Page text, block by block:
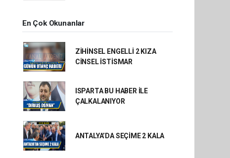
En Çok Okunanlar
ZİHİNSEL ENGELLİ 2 KIZA
CİNSEL İSTİSMAR
ISPARTA BU HABER İLE
ÇALKALANIYOR
ANTALYA’DA SEÇİME 2 KALA